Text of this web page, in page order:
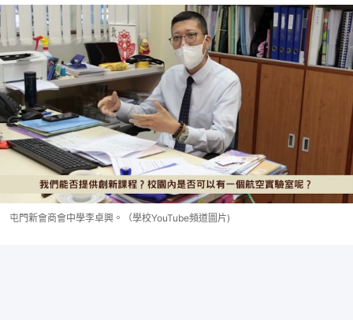
屯門新會商會中學李卓興。（學校YouTube頻道圖片)